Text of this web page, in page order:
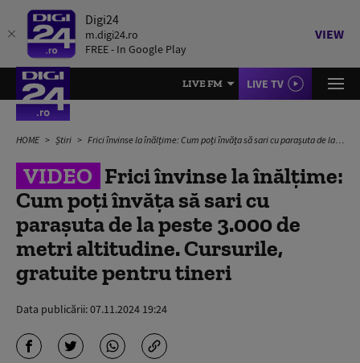
Digi24
m.digi24.ro
FREE - In Google Play
VIEW
LIVE FM LIVE TV
HOME Știri Frici învinse la înălțime: Cum poți învăța să sari cu parașuta de la peste 3.000 de metri altitudine. Cursurile, gratuite pentru tineri
VIDEO Frici învinse la înălțime:
Cum poți învăța să sari cu
parașuta de la peste 3.000 de
metri altitudine. Cursurile,
gratuite pentru tineri
Data publicării:07.11.2024 19:24